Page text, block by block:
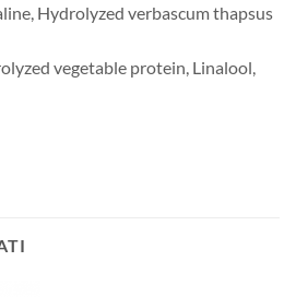
Hydrolyzed verbascum thapsus
vegetable protein, Linalool,